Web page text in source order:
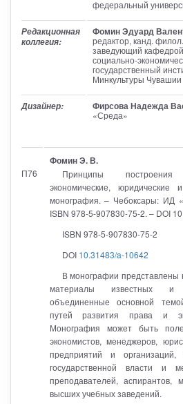
федеральный
Редакционная
коллегия:
Фомин Эдуард
редактор, канд.
заведующий
социально-
государственный
Минкультуры Чувашии
Дизайнер: Фирсова Надежда
«Среда»
П76
Фомин Э. В.
Принципы
экономические,
монография. – Чебоксары: ИД
ISBN 978-5-907830-75-2. – DOI
ISBN 978-5-907830-75-2
DOI 10.31483/a-10642
В монографии представлены
материалы известных и
объединенные основной
путей развития права и
Монография может быть
экономистов, менеджеров,
предприятий и организаций,
государственной власти и
преподавателей, аспирантов,
высших учебных заведений.